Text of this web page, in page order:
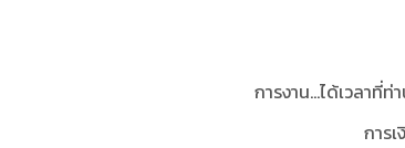
การงาน...ได้เวลาที่
การ